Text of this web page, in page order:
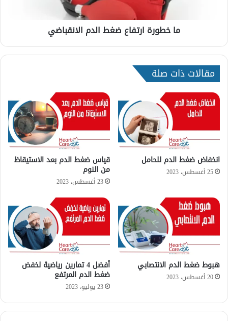
ما خطورة ارتفاع ضغط الدم الانقباضي
مقالات ذات صلة
انخفاض ضغط الدم للحامل
25 أغسطس، 2023
قياس ضغط الدم بعد الاستيقاظ
من النوم
23 أغسطس، 2023
هبوط ضغط الدم الانتصابي
20 أغسطس، 2023
أفضل 4 تمارين رياضية لخفض
ضغط الدم المرتفع
23 يوليو، 2023